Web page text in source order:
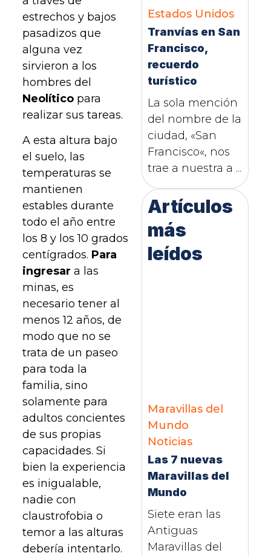
estrechos y bajos
pasadizos que
alguna vez
sirvieron a los
hombres del
Neolítico para
realizar sus tareas.
A esta altura bajo
el suelo, las
temperaturas se
mantienen
estables durante
todo el año entre
los 8 y los 10 grados
centígrados. Para
ingresara las
minas, es
necesario tener al
menos 12 años, de
modo que no se
trata de un paseo
para toda la
familia, sino
solamente para
adultos concientes
de sus propias
capacidades. Si
bien la experiencia
es inigualable,
nadie con
claustrofobia o
temor a las alturas
debería intentarlo.
Estados Unidos
Tranvías en San
Francisco,
recuerdo
turístico
La sola mención
del nombre de la
ciudad, «San
Francisco«, nos
trae a nuestra a ...
Artículos
más
leídos
Maravillas del
Mundo
Noticias
Las 7 nuevas
Maravillas del
Mundo
Siete eran las
Antiguas
Maravillas del